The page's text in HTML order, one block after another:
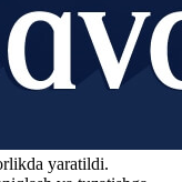
yaratildi.